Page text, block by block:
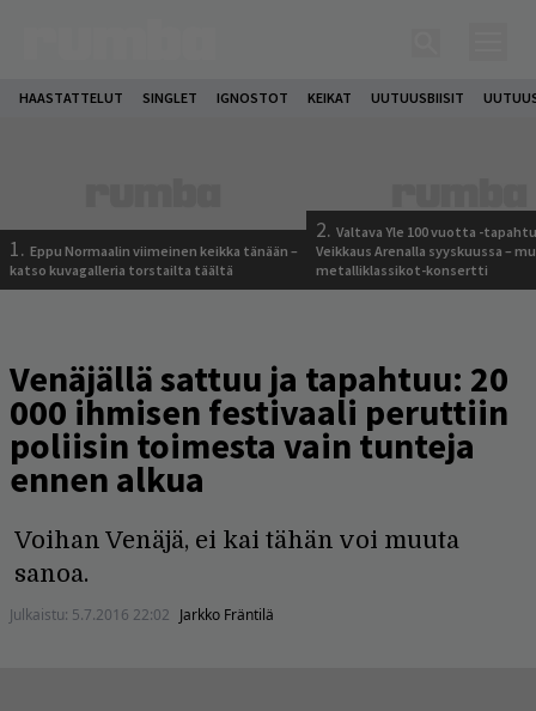
HAASTATTELUT SINGLET IGNOSTOT KEIKAT UUTUUSBIISIT
1. Eppu Normaalin viimeinen keikka tänään –
katso kuvagalleria torstailta täältä
2. Valtava Yle 100 vuotta -
Veikkaus Arenalla syyskuussa –
metalliklassikot-konsertti
Venäjällä sattuu ja tapahtuu: 20
000 ihmisen festivaali peruttiin
poliisin toimesta vain tunteja
ennen alkua
Voihan Venäjä, ei kai tähän voi muuta
sanoa.
Julkaistu: 5.7.2016 22:02 Jarkko Fräntilä